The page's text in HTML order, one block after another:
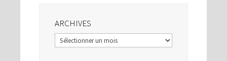
ARCHIVES
Archives